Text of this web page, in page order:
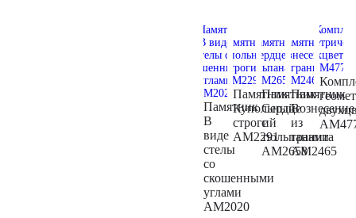
Памятник
В
виде
стелы
со
скошенными
углами
AM2020
Памятник
Купольный
строгий
AM2291
Памятник
Сердце
с
тюльпанами
AM2658
Памятник
Вознесение
из
гранита
AM2465